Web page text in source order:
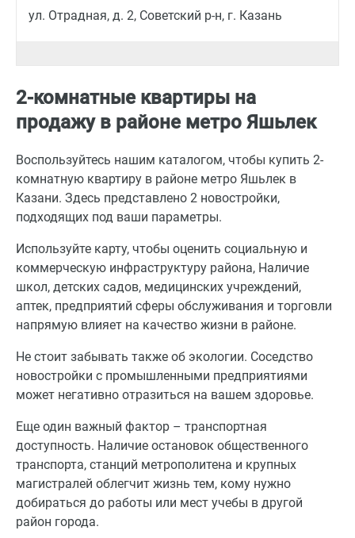
ул. Отрадная, д. 2, Советский р-н, г. Казань
2-комнатные квартиры на
продажу в районе метро Яшьлек
Воспользуйтесь нашим каталогом, чтобы купить 2-
комнатную квартиру в районе метро Яшьлек в
Казани. Здесь представлено 2 новостройки,
подходящих под ваши параметры.
Используйте карту, чтобы оценить социальную и
коммерческую инфраструктуру района, Наличие
школ, детских садов, медицинских учреждений,
аптек, предприятий сферы обслуживания и торговли
напрямую влияет на качество жизни в районе.
Не стоит забывать также об экологии. Соседство
новостройки с промышленными предприятиями
может негативно отразиться на вашем здоровье.
Еще один важный фактор – транспортная
доступность. Наличие остановок общественного
транспорта, станций метрополитена и крупных
магистралей облегчит жизнь тем, кому нужно
добираться до работы или мест учебы в другой
район города.